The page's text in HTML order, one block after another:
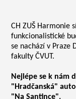
CH ZUŠ Harmonie
funkcionalistické
se nachází v Praze
fakulty ČVUT.
Nejlépe se k nám
"Hradčanská"
"Na Santince".